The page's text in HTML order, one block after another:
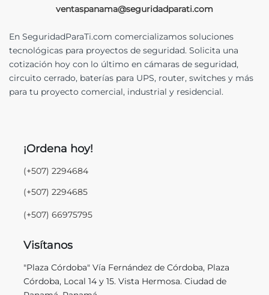
ventaspanama@seguridadparati.com
En SeguridadParaTi.com comercializamos soluciones
tecnológicas para proyectos de seguridad. Solicita una
cotización hoy con lo último en cámaras de seguridad,
circuito cerrado, baterías para UPS, router, switches y más
para tu proyecto comercial, industrial y residencial.
¡Ordena hoy!
(+507) 2294684
(+507) 2294685
(+507) 66975795
Visítanos
"Plaza Córdoba" Vía Fernández de Córdoba, Plaza
Córdoba, Local 14 y 15. Vista Hermosa. Ciudad de